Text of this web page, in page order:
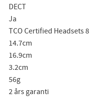
DECT
Ja
TCO Certified Headsets 8
14.7cm
16.9cm
3.2cm
56g
2 års garanti